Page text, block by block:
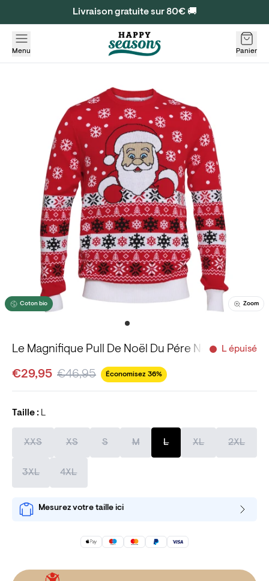
Livraison gratuite sur 80€ 🚚
Menu Panier
Coton bio Zoom
Le Magnifique Pull De Noël Du Pére Noël Rouge.
L épuisé
€29,95 €46,95 Économisez 36%
Taille : L
XXS XS S M L XL 2XL
3XL 4XL
Mesurez votre taille ici